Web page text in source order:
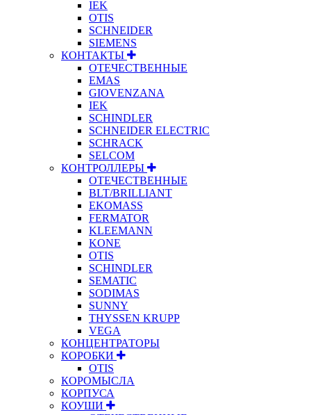
IEK
OTIS
SCHNEIDER
SIEMENS
КОНТАКТЫ
ОТЕЧЕСТВЕННЫЕ
EMAS
GIOVENZANA
IEK
SCHINDLER
SCHNEIDER ELECTRIC
SCHRACK
SELCOM
КОНТРОЛЛЕРЫ
ОТЕЧЕСТВЕННЫЕ
BLT/BRILLIANT
EKOMASS
FERMATOR
KLEEMANN
KONE
OTIS
SCHINDLER
SEMATIC
SODIMAS
SUNNY
THYSSEN KRUPP
VEGA
КОНЦЕНТРАТОРЫ
КОРОБКИ
OTIS
КОРОМЫСЛА
КОРПУСА
КОУШИ